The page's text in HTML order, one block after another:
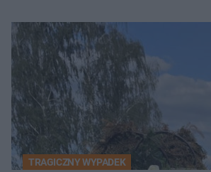
TRAGICZNY WYPADEK